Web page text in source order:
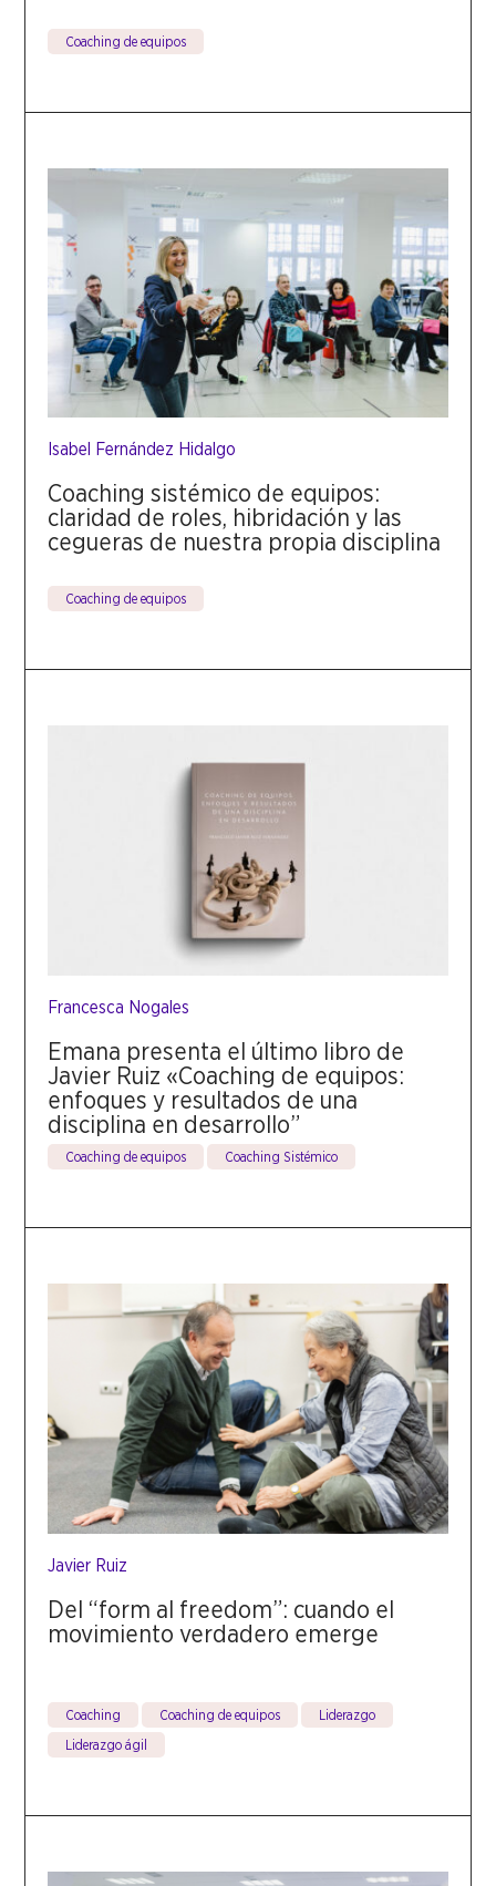
Coaching de equipos
Isabel Fernández Hidalgo
Coaching sistémico de equipos:
claridad de roles, hibridación y las
cegueras de nuestra propia disciplina
Coaching de equipos
Francesca Nogales
Emana presenta el último libro de
Javier Ruiz «Coaching de equipos:
enfoques y resultados de una
disciplina en desarrollo”
Coaching de equipos Coaching Sistémico
Javier Ruiz
Del “form al freedom”: cuando el
movimiento verdadero emerge
Coaching Coaching de equipos
Liderazgo
Liderazgo ágil